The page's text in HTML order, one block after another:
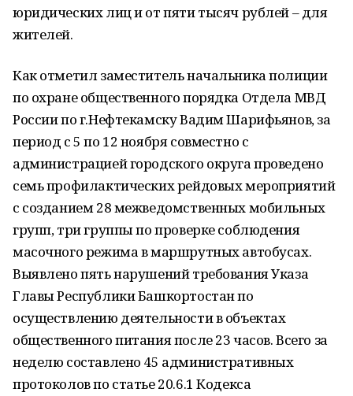
юридических лиц и от пяти тысяч рублей – для
жителей.
Как отметил заместитель начальника полиции
по охране общественного порядка Отдела МВД
России по г.Нефтекамску Вадим Шарифьянов, за
период с 5 по 12 ноября совместно с
администрацией городского округа проведено
семь профилактических рейдовых мероприятий
с созданием 28 межведомственных мобильных
групп, три группы по проверке соблюдения
масочного режима в маршрутных автобусах.
Выявлено пять нарушений требования Указа
Главы Республики Башкортостан по
осуществлению деятельности в объектах
общественного питания после 23 часов. Всего за
неделю составлено 45 административных
протоколов по статье 20.6.1 Кодекса